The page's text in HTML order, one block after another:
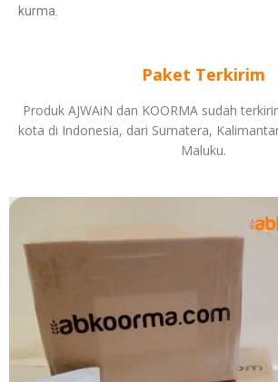
kurma.
Paket Terkirim
Produk AJWAiN dan KOORMA sudah
kota di Indonesia, dari Sumatera,
Maluku.